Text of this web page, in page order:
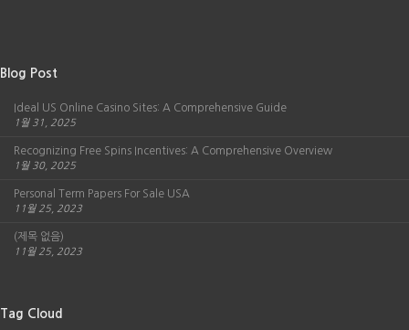
Blog Post
Ideal US Online Casino Sites: A Comprehensive Guide
1월 31, 2025
Recognizing Free Spins Incentives: A Comprehensive Overview
1월 30, 2025
Personal Term Papers For Sale USA
11월 25, 2023
(제목 없음)
11월 25, 2023
Tag Cloud